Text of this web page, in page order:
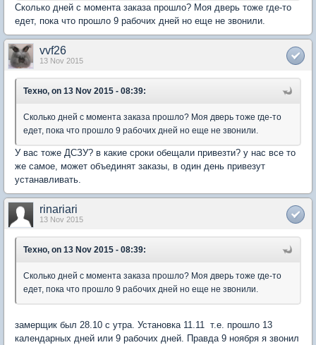
Сколько дней с момента заказа прошло? Моя дверь тоже где-то
едет, пока что прошло 9 рабочих дней но еще не звонили.
vvf26
13 Nov 2015
Техно, on 13 Nov 2015 - 08:39:
Сколько дней с момента заказа прошло? Моя дверь тоже где-то
едет, пока что прошло 9 рабочих дней но еще не звонили.
У вас тоже ДСЗУ? в какие сроки обещали привезти? у нас все то
же самое, может объединят заказы, в один день привезут
устанавливать.
rinariari
13 Nov 2015
Техно, on 13 Nov 2015 - 08:39:
Сколько дней с момента заказа прошло? Моя дверь тоже где-то
едет, пока что прошло 9 рабочих дней но еще не звонили.
замерщик был 28.10 с утра. Установка 11.11 т.е. прошло 13
календарных дней или 9 рабочих дней. Правда 9 ноября я звонил